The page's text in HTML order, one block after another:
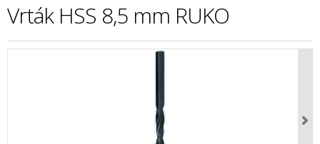
Vrták HSS 8,5 mm RUKO